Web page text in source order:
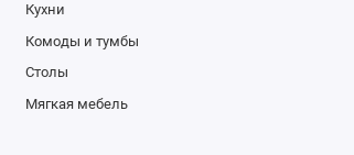
Кухни
Комоды и тумбы
Столы
Мягкая мебель